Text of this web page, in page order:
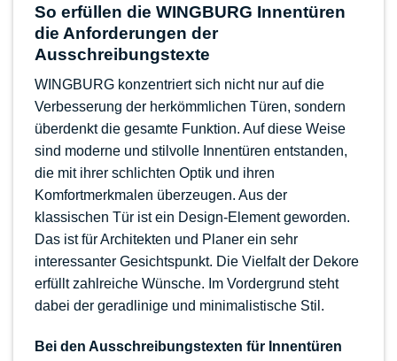
So erfüllen die WINGBURG Innentüren
die Anforderungen der
Ausschreibungstexte
WINGBURG konzentriert sich nicht nur auf die
Verbesserung der herkömmlichen Türen, sondern
überdenkt die gesamte Funktion. Auf diese Weise
sind moderne und stilvolle Innentüren entstanden,
die mit ihrer schlichten Optik und ihren
Komfortmerkmalen überzeugen. Aus der
klassischen Tür ist ein Design-Element geworden.
Das ist für Architekten und Planer ein sehr
interessanter Gesichtspunkt. Die Vielfalt der Dekore
erfüllt zahlreiche Wünsche. Im Vordergrund steht
dabei der geradlinige und minimalistische Stil.
Bei den Ausschreibungstexten für Innentüren